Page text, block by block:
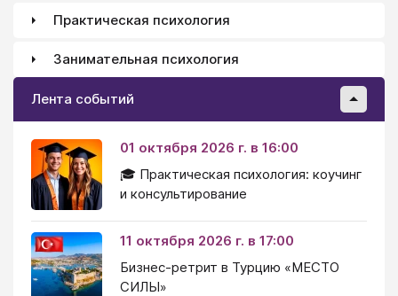
Практическая психология
Занимательная психология
Лента событий
01 октября 2026 г. в 16:00
🎓 Практическая психология: коучинг
и консультирование
11 октября 2026 г. в 17:00
Бизнес-ретрит в Турцию «МЕСТО
СИЛЫ»